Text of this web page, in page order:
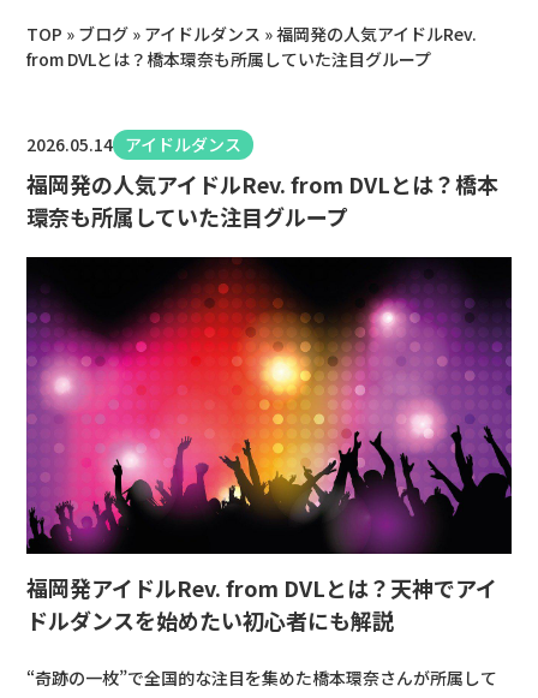
TOP » ブログ » アイドルダンス »福岡発の人気アイドルRev.
from DVLとは？橋本環奈も所属していた注目グループ
2026.05.14 アイドルダンス
福岡発の人気アイドルRev. from DVLとは？橋本
環奈も所属していた注目グループ
福岡発アイドルRev. from DVLとは？天神でアイ
ドルダンスを始めたい初心者にも解説
“奇跡の一枚”で全国的な注目を集めた橋本環奈さんが所属して